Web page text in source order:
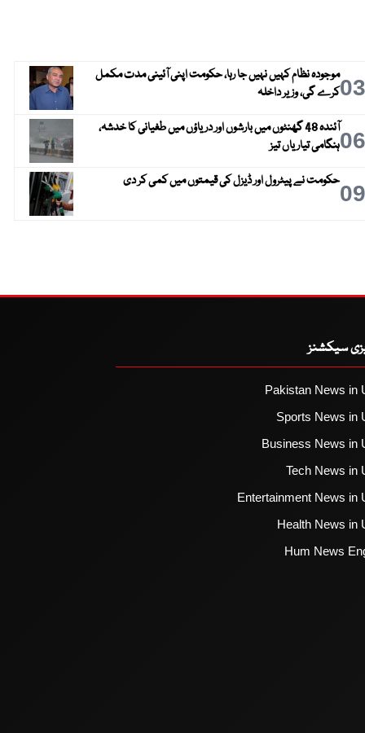
03موجودہ نظام کہیں نہیں جا رہا، حکومت اپنی آئینی مدت مکمل
کرے گی، وزیر داخلہ
06
آئندہ 48 گھنٹوں میں بارشوں اور دریاؤں میں طغیانی کا خدشہ،
ہنگامی تیاریاں تیز
09حکومت نے پیٹرول اور ڈیزل کی قیمتوں میں کمی کر دی
سیکشنز
Pakistan News in
Sports News in
Business News in
Tech News in
Entertainment News in
Health News in
Hum News